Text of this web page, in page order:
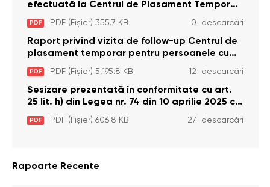
efectuată la Centrul de Plasament Temporar
pentru Persoane cu Dizabilități (Adulte) din s.
Brînzeni, r. Edineț, din data de 25 mai 2026
PDF PDF (Fișier) 355.7 KB 0 descarcări
Raport privind vizita de follow-up Centrul de
plasament temporar pentru persoanele cu
dizabilități (adulte) Bădiceni, Soroca (11 iunie
2026)
PDF PDF (Fișier) 5,195.8 KB 12 descarcări
Sesizare prezentată în conformitate cu art.
25 lit. h) din Legea nr. 74 din 10 aprilie 2025 cu
privire la Curtea Constituțională şi art. 26 din
Legea cu privire la Avocatul Poporului
PDF PDF (Fișier) 606.8 KB 27 descarcări
Rapoarte Recente